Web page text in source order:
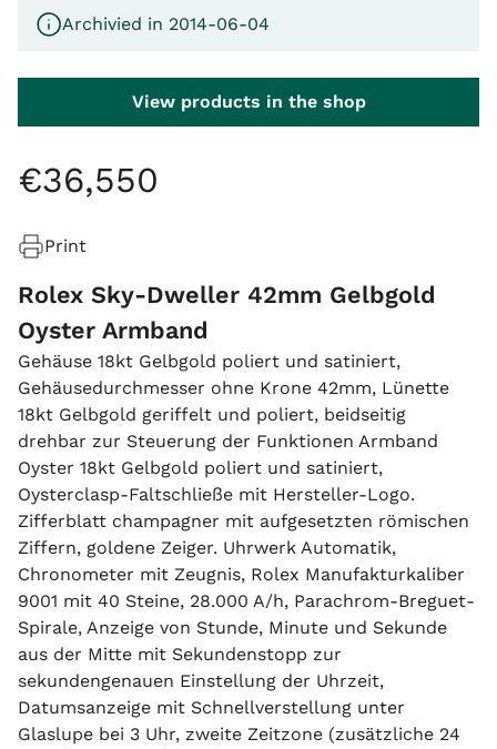
Archivied in 2014-06-04
View products in the shop
€36,550
Print
Rolex Sky-Dweller 42mm Gelbgold
Oyster Armband
Gehäuse 18kt Gelbgold poliert und satiniert,
Gehäusedurchmesser ohne Krone 42mm, Lünette
18kt Gelbgold geriffelt und poliert, beidseitig
drehbar zur Steuerung der Funktionen Armband
Oyster 18kt Gelbgold poliert und satiniert,
Oysterclasp-Faltschließe mit Hersteller-Logo.
Zifferblatt champagner mit aufgesetzten römischen
Ziffern, goldene Zeiger. Uhrwerk Automatik,
Chronometer mit Zeugnis, Rolex Manufakturkaliber
9001 mit 40 Steine, 28.000 A/h, Parachrom-Breguet-
Spirale, Anzeige von Stunde, Minute und Sekunde
aus der Mitte mit Sekundenstopp zur
sekundengenauen Einstellung der Uhrzeit,
Datumsanzeige mit Schnellverstellung unter
Glaslupe bei 3 Uhr, zweite Zeitzone (zusätzliche 24